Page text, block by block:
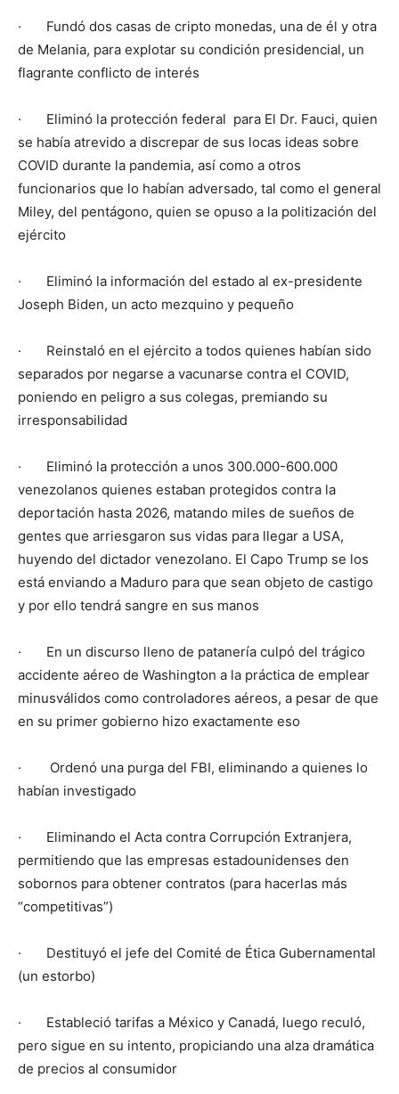
· Fundó dos casas de cripto monedas, una de él y otra
de Melania, para explotar su condición presidencial, un
flagrante conflicto de interés
· Eliminó la protección federal para El Dr. Fauci, quien
se había atrevido a discrepar de sus locas ideas sobre
COVID durante la pandemia, así como a otros
funcionarios que lo habían adversado, tal como el general
Miley, del pentágono, quien se opuso a la politización del
ejército
· Eliminó la información del estado al ex-presidente
Joseph Biden, un acto mezquino y pequeño
· Reinstaló en el ejército a todos quienes habían sido
separados por negarse a vacunarse contra el COVID,
poniendo en peligro a sus colegas, premiando su
irresponsabilidad
· Eliminó la protección a unos 300.000-600.000
venezolanos quienes estaban protegidos contra la
deportación hasta 2026, matando miles de sueños de
gentes que arriesgaron sus vidas para llegar a USA,
huyendo del dictador venezolano. El Capo Trump se los
está enviando a Maduro para que sean objeto de castigo
y por ello tendrá sangre en sus manos
· En un discurso lleno de patanería culpó del trágico
accidente aéreo de Washington a la práctica de emplear
minusválidos como controladores aéreos, a pesar de que
en su primer gobierno hizo exactamente eso
· Ordenó una purga del FBI, eliminando a quienes lo
habían investigado
· Eliminando el Acta contra Corrupción Extranjera,
permitiendo que las empresas estadounidenses den
sobornos para obtener contratos (para hacerlas más
“competitivas”)
· Destituyó el jefe del Comité de Ética Gubernamental
(un estorbo)
· Estableció tarifas a México y Canadá, luego reculó,
pero sigue en su intento, propiciando una alza dramática
de precios al consumidor